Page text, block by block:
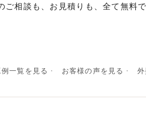
ご相談も、お見積りも、全て無料
一覧を見る お客様の声を見る